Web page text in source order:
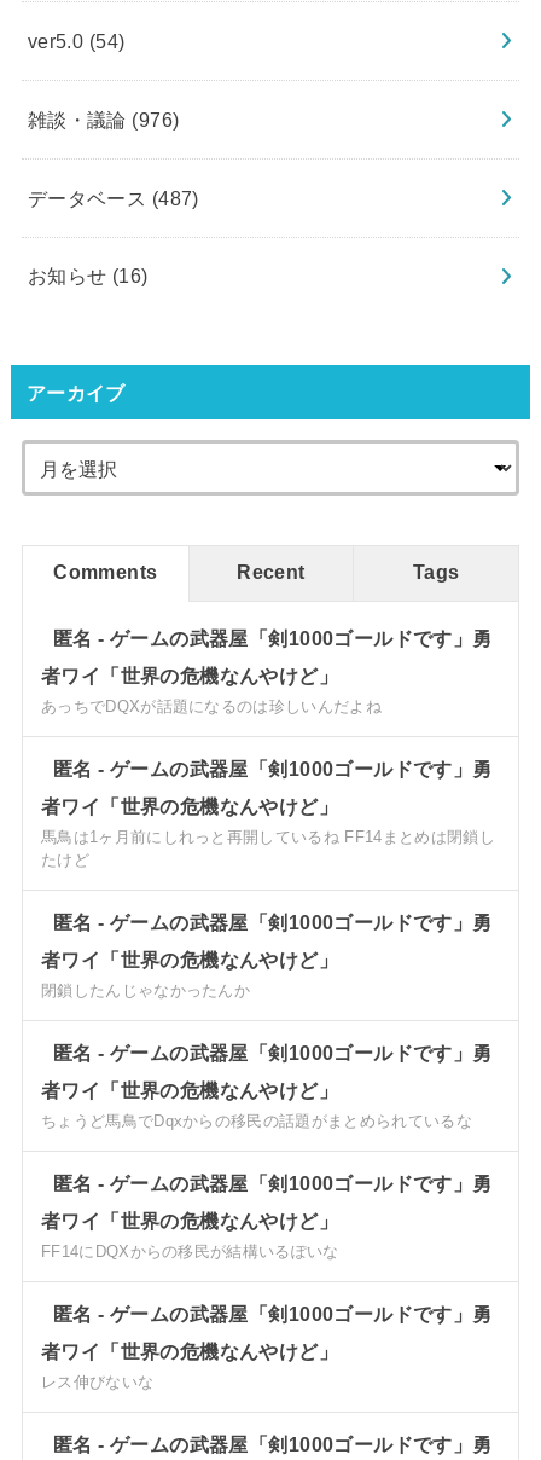
ver5.0 (54)
雑談・議論 (976)
データベース (487)
お知らせ (16)
アーカイブ
Comments Recent Tags
匿名- ゲームの武器屋「剣1000ゴールドです」勇
者ワイ「世界の危機なんやけど」
あっちでDQXが話題になるのは珍しいんだよね
匿名- ゲームの武器屋「剣1000ゴールドです」勇
者ワイ「世界の危機なんやけど」
馬鳥は1ヶ月前にしれっと再開しているね FF14まとめは閉鎖し
たけど
匿名- ゲームの武器屋「剣1000ゴールドです」勇
者ワイ「世界の危機なんやけど」
閉鎖したんじゃなかったんか
匿名- ゲームの武器屋「剣1000ゴールドです」勇
者ワイ「世界の危機なんやけど」
ちょうど馬鳥でDqxからの移民の話題がまとめられているな
匿名- ゲームの武器屋「剣1000ゴールドです」勇
者ワイ「世界の危機なんやけど」
FF14にDQXからの移民が結構いるぽいな
匿名- ゲームの武器屋「剣1000ゴールドです」勇
者ワイ「世界の危機なんやけど」
レス伸びないな
匿名- ゲームの武器屋「剣1000ゴールドです」勇